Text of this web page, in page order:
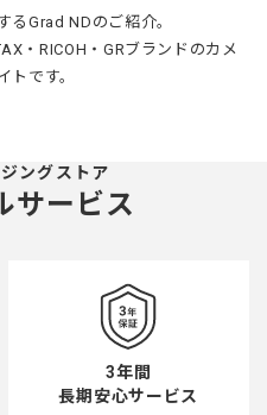
るGrad NDのご紹介。
・RICOH・GRブランドのカメ
トです。
ングストア
サービス
3年間
長期安心サービス